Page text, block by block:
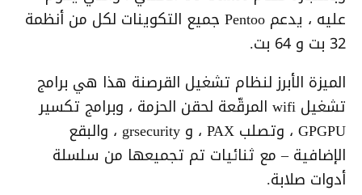
عليه ، يدعم Pentoo جميع التكوينات لكل من أنظمة
32 بت و 64 بت.
الميزة الأبرز لنظام تشغيل القرصنة هذا هي برامج
تشغيل wifi المرقّعة لحقن الحزمة ، وبرامج تكسير
GPGPU ، وتصلب PAX ، و grsecurity ، والبقع
الإضافية – مع ثنائيات تم تجميعها من سلسلة
أدوات صلابة.